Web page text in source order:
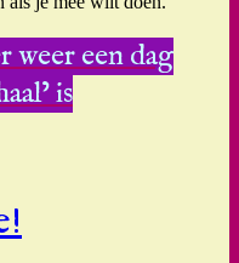
weer een dag
is